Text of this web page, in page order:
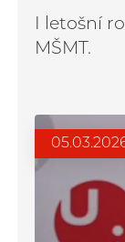
I letošní
MŠMT.